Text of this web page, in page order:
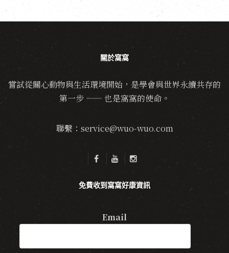
關於窩窩
嘗試從關心動物與生活環境開始，是學會與世界永續共存的
第一步 —— 也是窩窩的使命。
聯繫：service@wuo-wuo.com
免費收到窩窩好康資訊
Email